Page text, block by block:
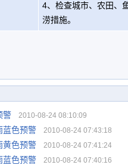
4、检查城市、农田、
涝措施。
警 2010-08-24 08:10:09
蓝色预警 2010-08-24 07:43:18
黄色预警 2010-08-24 07:41:24
蓝色预警 2010-08-24 07:40:16